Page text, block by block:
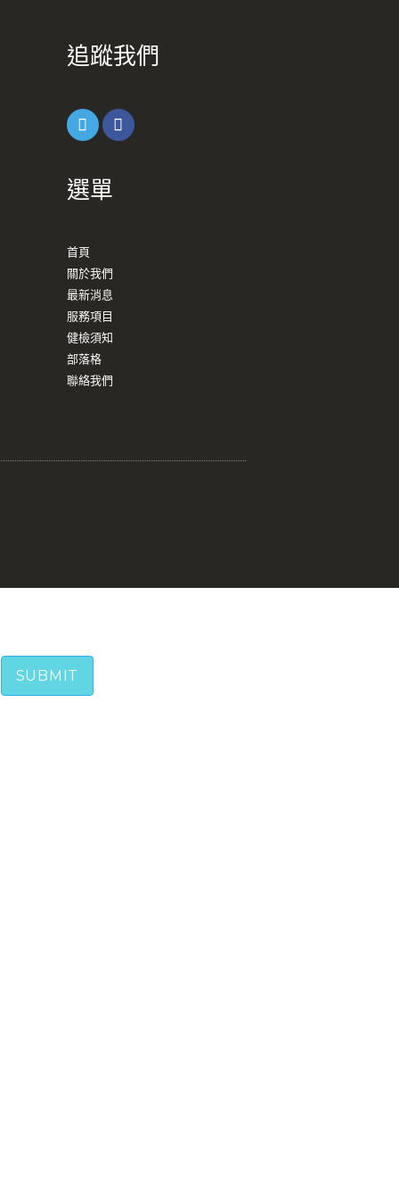
追蹤我們
選單
首頁
關於我們
最新消息
服務項目
健檢須知
部落格
聯絡我們